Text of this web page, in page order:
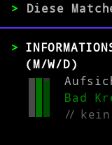
0-1
> Diese
(M/W/D)
Bad
//kein